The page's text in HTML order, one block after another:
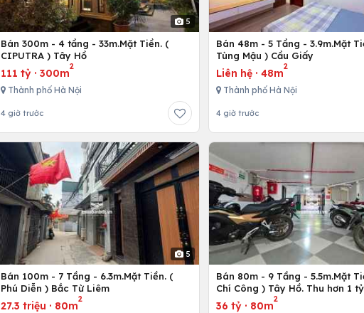
5
Bán 300m - 4 tầng - 33m.Mặt Tiền. (
CIPUTRA ) Tây Hồ
111 tỷ ·300m
2
Thành phố Hà Nội
4 giờ trước
Bán 48m - 5 Tầng - 3.9m.Mặt
Tùng Mậu ) Cầu Giấy
Liên hệ· 48m
2
Thành phố Hà Nội
4 giờ trước
5
Bán 100m - 7 Tầng - 6.3m.Mặt Tiền. (
Phú Diễn ) Bắc Từ Liêm
27.3 triệu · 80m
2
Bán 80m - 9 Tầng - 5.5m.Mặt
Chí Công ) Tây Hồ. Thu hơn 1
36 tỷ· 80m
2